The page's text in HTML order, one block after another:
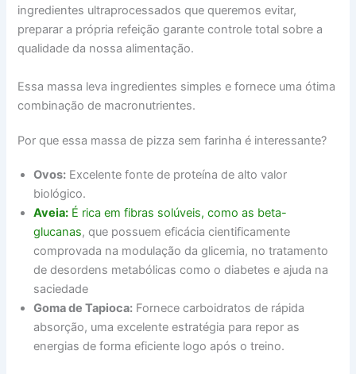
ingredientes ultraprocessados que queremos evitar,
preparar a própria refeição garante controle total sobre a
qualidade da nossa alimentação.
Essa massa leva ingredientes simples e fornece uma ótima
combinação de macronutrientes.
Por que essa massa de pizza sem farinha é interessante?
Ovos: Excelente fonte de proteína de alto valor
biológico.
Aveia: É rica em fibras solúveis, como as beta-
glucanas, que possuem eficácia cientificamente
comprovada na modulação da glicemia, no tratamento
de desordens metabólicas como o diabetes e ajuda na
saciedade
Goma de Tapioca: Fornece carboidratos de rápida
absorção, uma excelente estratégia para repor as
energias de forma eficiente logo após o treino.